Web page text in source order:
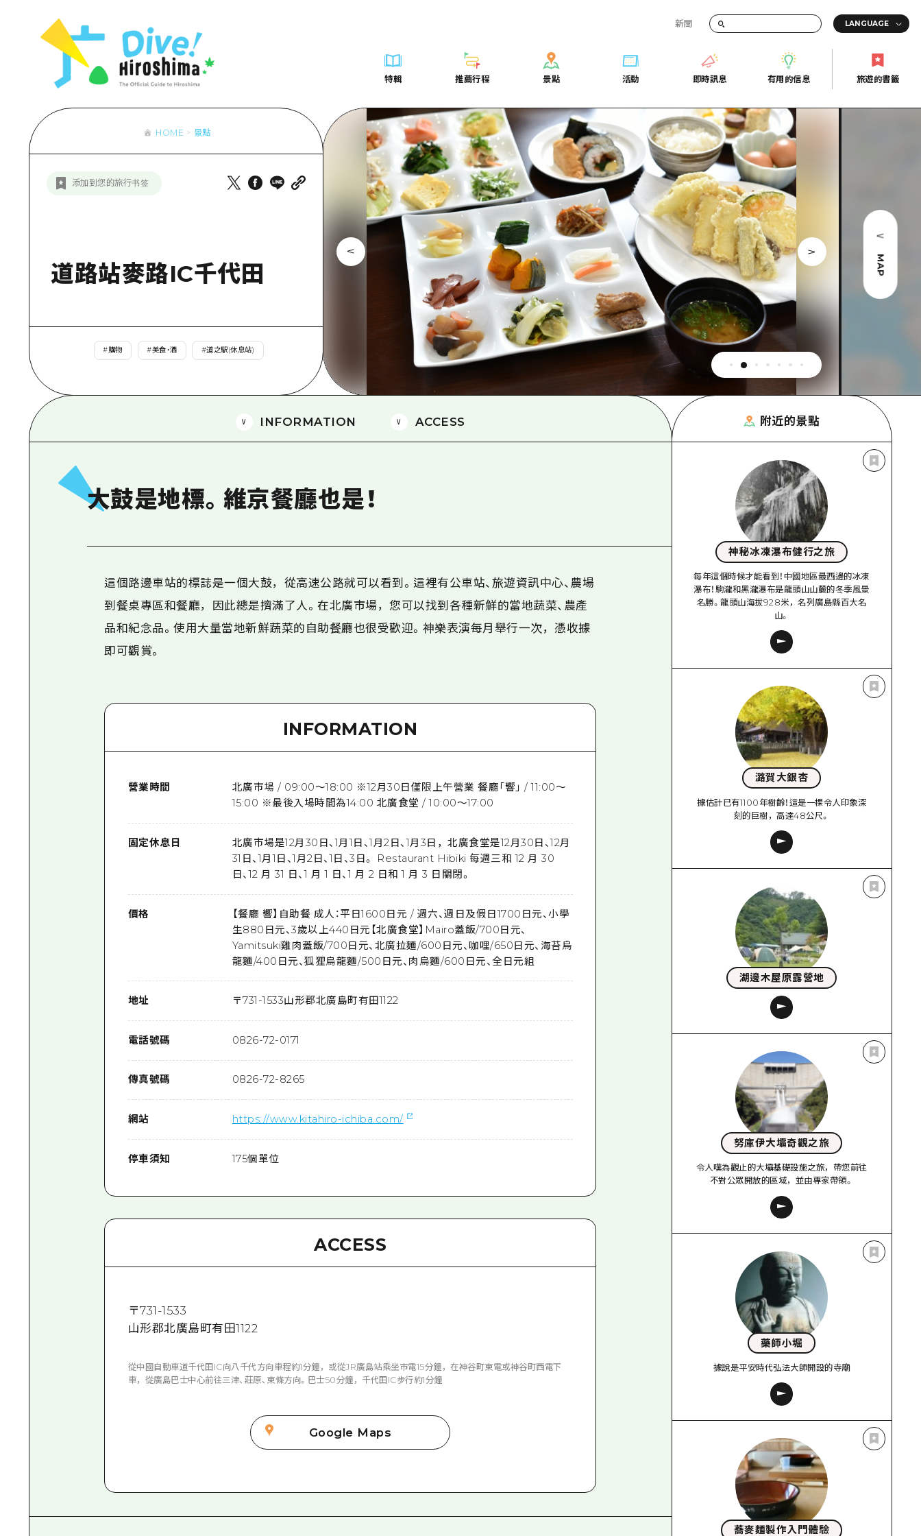
新聞
特輯
藝術
騎自行車
運動
夜晚生活
世界遺產
學習·體驗
標準
歷史·文化
治癒
推薦行程
Dive! Hiroshima 官方向導
廣島隨意旅行
廣島市內
安芸
答對了
藝北
宮島周邊
東山口
短途旅行
半天
一日遊
1晚2天
2晚3天
景點
列表
廣島市內
答對了
美北
宮島周邊
東山口
愛媛
島根
活動
即時訊息
有用的信息
列表
存取
輔助流量摘要
設施擁堵
超值遊覽門票
行李寄存及運送服務
廣島好客通行證
廣島免費 Wi-Fi
面向外國遊客的街角旅遊信息中心
志願者指南
廣島視頻
常見問題
照片下載
災難發生期間的交通資訊
廣島縣觀光宣傳冊
旅遊的書籤
美食·酒水 世界遺產
歷史·文化
自然
Dive! Hiroshima 官方向導
藝北
宮島周邊
東山口
2晚3天
美北
藝北
宮島周邊
東山口
島根
超值遊覽門票
行李寄存及運送服務
廣島免費 Wi-Fi
面向外國遊客的街角旅遊信息中心
廣島視頻
災難發生期間的交通資訊
HOME 景點
添加到您的旅行书签
道路站麥路IC千代田
#購物 #美食・酒 #道之駅(休息站)
MAP
INFORMATION ACCESS
大鼓是地標。維京餐廳也是！
這個路邊車站的標誌是一個大鼓，從高速公路就可以看到。這裡有公車站、旅遊資訊中心、農場
到餐桌專區和餐廳，因此總是擠滿了人。在北廣市場，您可以找到各種新鮮的當地蔬菜、農產
品和紀念品。使用大量當地新鮮蔬菜的自助餐廳也很受歡迎。神樂表演每月舉行一次，憑收據
即可觀賞。
INFORMATION
營業時間
北廣市場 / 09:00～18:00 ※12月30日僅限上午營業 餐廳「響」 / 11:00～
15:00 ※最後入場時間為14:00 北廣食堂 / 10:00～17:00
固定休息日
北廣市場是12月30日、1月1日、1月2日、1月3日，北廣食堂是12月30日、12月
31日、1月1日、1月2日、1日、3日。 Restaurant Hibiki 每週三和 12 月 30
日、12 月 31 日、1 月 1 日、1 月 2 日和 1 月 3 日關閉。
價格
【餐廳 響】自助餐 成人：平日1600日元 / 週六、週日及假日1700日元、小學
生880日元、3歲以上440日元【北廣食堂】Mairo蓋飯/700日元、
Yamitsuki雞肉蓋飯/700日元、北廣拉麵/600日元、咖哩/650日元、海苔烏
龍麵/400日元、狐狸烏龍麵/500日元、肉烏麵/600日元、全日元組
地址 〒731-1533山形郡北廣島町有田1122
電話號碼 0826-72-0171
傳真號碼 0826-72-8265
網站 https://www.kitahiro-ichiba.com/
停車須知 175個單位
ACCESS
〒731-1533
山形郡北廣島町有田1122
從中國自動車道千代田IC向八千代方向車程約1分鐘，或從JR廣島站乘坐市電15分鐘，在神谷町東電或神谷町西電下
車，從廣島巴士中心前往三津、莊原、東條方向。巴士50分鐘，千代田IC步行約1分鐘
Google Maps
附近的景點
神秘冰凍瀑布健行之旅
每年這個時候才能看到！中國地區最西邊的冰凍
瀑布！駒瀧和黑瀧瀑布是龍頭山山麓的冬季風景
名勝。龍頭山海拔928米，名列廣島縣百大名
山。
潞賀大銀杏
據估計已有1100年樹齡！這是一棵令人印象深
刻的巨樹，高達48公尺。
湖邊木屋原露營地
努庫伊大壩奇觀之旅
令人嘆為觀止的大壩基礎設施之旅，帶您前往
不對公眾開放的區域，並由專家帶領。
藥師小堀
據說是平安時代弘法大師開設的寺廟
蕎麥麵製作入門體驗